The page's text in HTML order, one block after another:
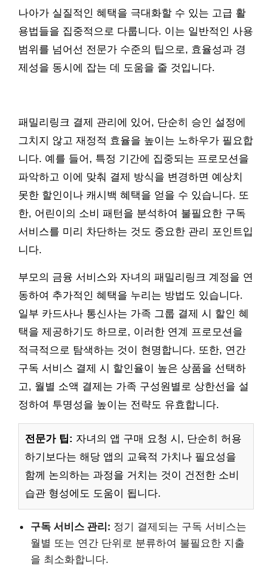
나아가 실질적인 혜택을 극대화할 수 있는 고급 활
용법들을 집중적으로 다룹니다. 이는 일반적인 사용
범위를 넘어선 전문가 수준의 팁으로, 효율성과 경
제성을 동시에 잡는 데 도움을 줄 것입니다.
패밀리링크 결제 관리에 있어, 단순히 승인 설정에
그치지 않고 재정적 효율을 높이는 노하우가 필요합
니다. 예를 들어, 특정 기간에 집중되는 프로모션을
파악하고 이에 맞춰 결제 방식을 변경하면 예상치
못한 할인이나 캐시백 혜택을 얻을 수 있습니다. 또
한, 어린이의 소비 패턴을 분석하여 불필요한 구독
서비스를 미리 차단하는 것도 중요한 관리 포인트입
니다.
부모의 금융 서비스와 자녀의 패밀리링크 계정을 연
동하여 추가적인 혜택을 누리는 방법도 있습니다.
일부 카드사나 통신사는 가족 그룹 결제 시 할인 혜
택을 제공하기도 하므로, 이러한 연계 프로모션을
적극적으로 탐색하는 것이 현명합니다. 또한, 연간
구독 서비스 결제 시 할인율이 높은 상품을 선택하
고, 월별 소액 결제는 가족 구성원별로 상한선을 설
정하여 투명성을 높이는 전략도 유효합니다.
전문가 팁: 자녀의 앱 구매 요청 시, 단순히 허용
하기보다는 해당 앱의 교육적 가치나 필요성을
함께 논의하는 과정을 거치는 것이 건전한 소비
습관 형성에도 도움이 됩니다.
구독 서비스 관리: 정기 결제되는 구독 서비스는
월별 또는 연간 단위로 분류하여 불필요한 지출
을 최소화합니다.